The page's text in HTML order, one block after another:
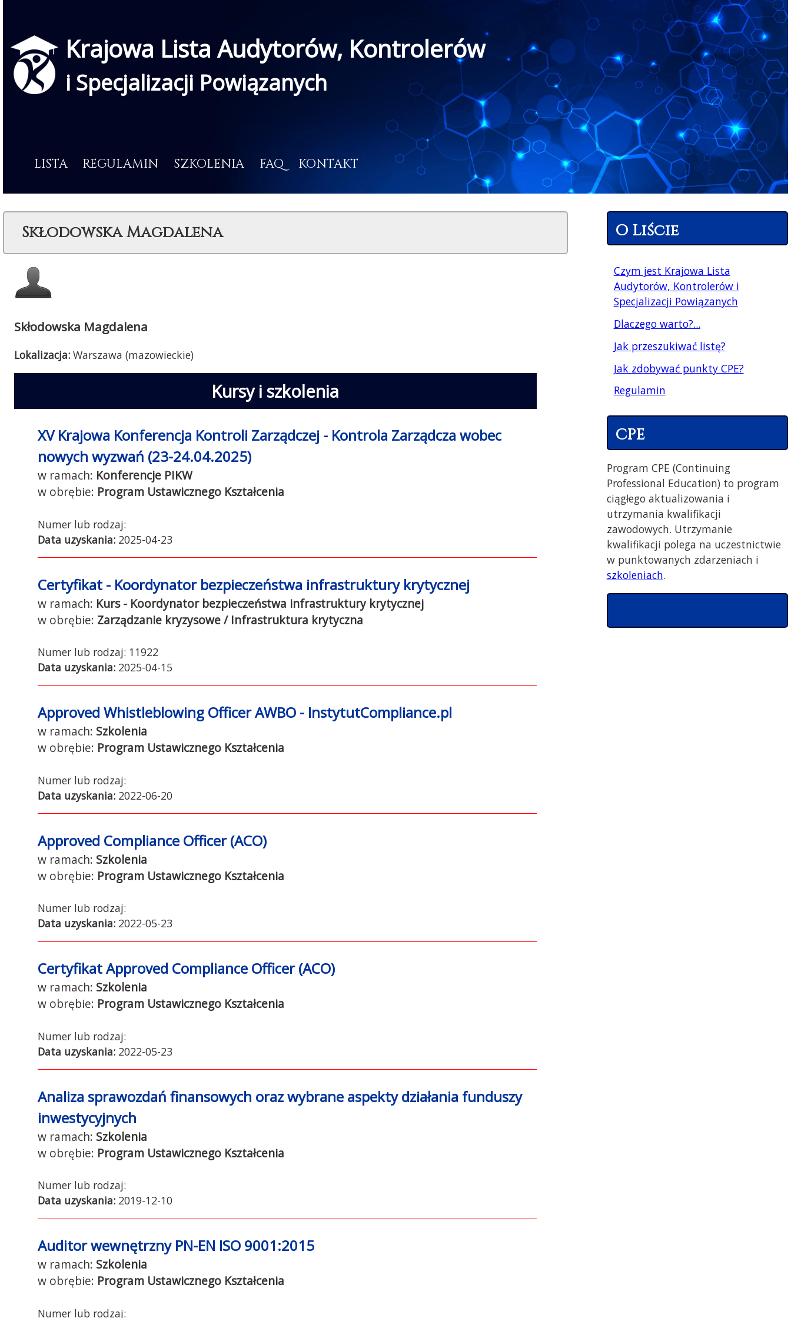
Krajowa Lista Audytorów, Kontrolerów
i Specjalizacji Powiązanych
LISTA REGULAMIN SZKOLENIA FAQ KONTAKT
Skłodowska Magdalena
Skłodowska Magdalena
Lokalizacja:Warszawa (mazowieckie)
Kursy i szkolenia
XV Krajowa Konferencja Kontroli Zarządczej - Kontrola Zarządcza wobec
nowych wyzwań (23-24.04.2025)
Konferencje PIKW
Program Ustawicznego Kształcenia
Data uzyskania:2025-04-23
Certyfikat - Koordynator bezpieczeństwa infrastruktury krytycznej
Kurs - Koordynator bezpieczeństwa infrastruktury krytycznej
Zarządzanie kryzysowe / Infrastruktura krytyczna
11922
Data uzyskania:2025-04-15
Approved Whistleblowing Officer AWBO - InstytutCompliance.pl
Szkolenia
Program Ustawicznego Kształcenia
Data uzyskania:2022-06-20
Approved Compliance Officer (ACO)
Szkolenia
Program Ustawicznego Kształcenia
Data uzyskania:2022-05-23
Certyfikat Approved Compliance Officer (ACO)
Szkolenia
Program Ustawicznego Kształcenia
Data uzyskania:2022-05-23
Analiza sprawozdań finansowych oraz wybrane aspekty działania funduszy
inwestycyjnych
Szkolenia
Program Ustawicznego Kształcenia
Data uzyskania:2019-12-10
Auditor wewnętrzny PN-EN ISO 9001:2015
Szkolenia
Program Ustawicznego Kształcenia
O Liście
Czym jest Krajowa Lista
Audytorów, Kontrolerów i
Specjalizacji Powiązanych
Dlaczego warto?...
Jak przeszukiwać listę?
Jak zdobywać punkty CPE?
Regulamin
CPE
Program CPE (Continuing
Professional Education) to program
ciągłego aktualizowania i
utrzymania kwalifikacji
zawodowych. Utrzymanie
kwalifikacji polega na uczestnictwie
w punktowanych zdarzeniach i
szkoleniach.